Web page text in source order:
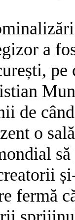
a
pe
de
o
fermă